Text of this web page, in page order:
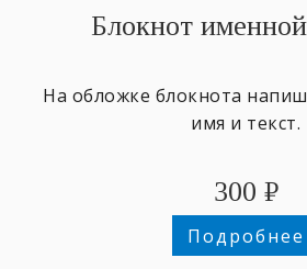
Блокнот
На обложке блокнота
имя и текст.
300 ₽
Подробнее